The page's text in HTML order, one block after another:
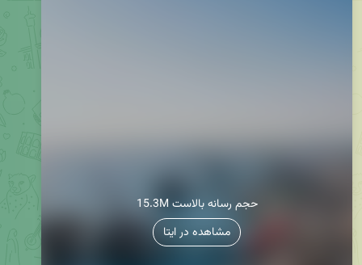
15.3M حجم رسانه بالاست
مشاهده در ایتا